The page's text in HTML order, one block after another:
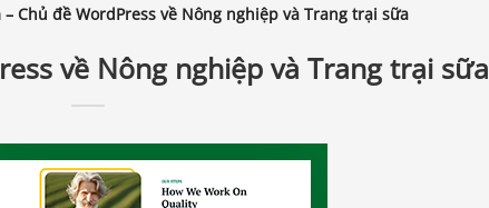
– Chủ đề WordPress về Nông nghiệp và Trang trại sữa
về Nông nghiệp và Trang trại sữa